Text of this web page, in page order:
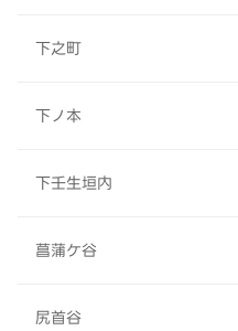
下之町
下ノ本
下壬生垣内
菖蒲ケ谷
尻首谷